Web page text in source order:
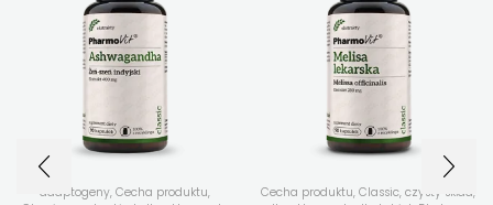
adaptogeny, Cecha produktu,
Cecha produktu,Classic,czysty skład,